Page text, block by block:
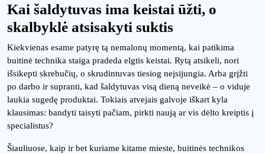
Kai šaldytuvas ima keistai ūžti, o
skalbyklė atsisakyti suktis
Kiekvienas esame patyrę tą nemalonų momentą, kai patikima
buitinė technika staiga pradeda elgtis keistai. Rytą atsikeli, nori
išsikepti skrebučių, o skrudintuvas tiesiog neįsijungia. Arba grįžti
po darbo ir supranti, kad šaldytuvas visą dieną neveikė – o viduje
laukia sugedę produktai. Tokiais atvejais galvoje iškart kyla
klausimas: bandyti taisyti pačiam, pirkti naują ar vis dėlto kreiptis į
specialistus?
Šiauliuose, kaip ir bet kuriame kitame mieste, buitinės technikos